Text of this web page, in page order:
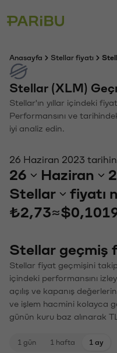
Anasayfa Stellar fiyatı
Stellar (XLM)
Stellar'ın yıllar içindeki
Performansını ve
iyi analiz edin.
26 Haziran 2023
26 Haziran
Stellar
fiyatı
₺2,73≈
Stellar geçmiş
Stellar fiyat geçmişini
içindeki performansını
açılış ve kapanış
ve işlem hacmini kolayca
günün kuru baz alınarak
1 gün 1 hafta 1 ay